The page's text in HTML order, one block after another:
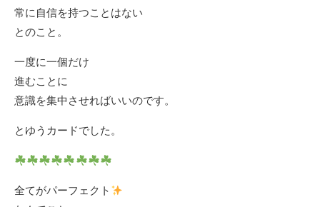
常に自信を持つことはない
とのこと。
一度に一個だけ
進むことに
意識を集中させればいいのです。
とゆうカードでした。
全てがパーフェクト